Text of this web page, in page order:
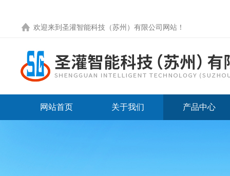
欢迎来到圣灌智能科技（苏州）有限公司网站！
网站首页 关于我们 产品中心